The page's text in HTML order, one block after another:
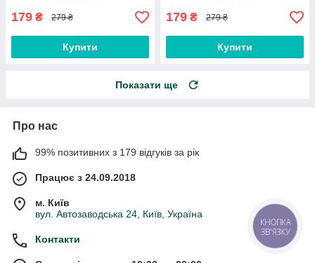
179 ₴ 279 ₴
Купити
179 ₴ 279 ₴
Купити
Показати ще
Про нас
99% позитивних з 179 відгуків за рік
Працює з 24.09.2018
м. Київ
вул. Автозаводська 24, Київ, Україна
Контакти
КНОПКА
ЗВ'ЯЗКУ